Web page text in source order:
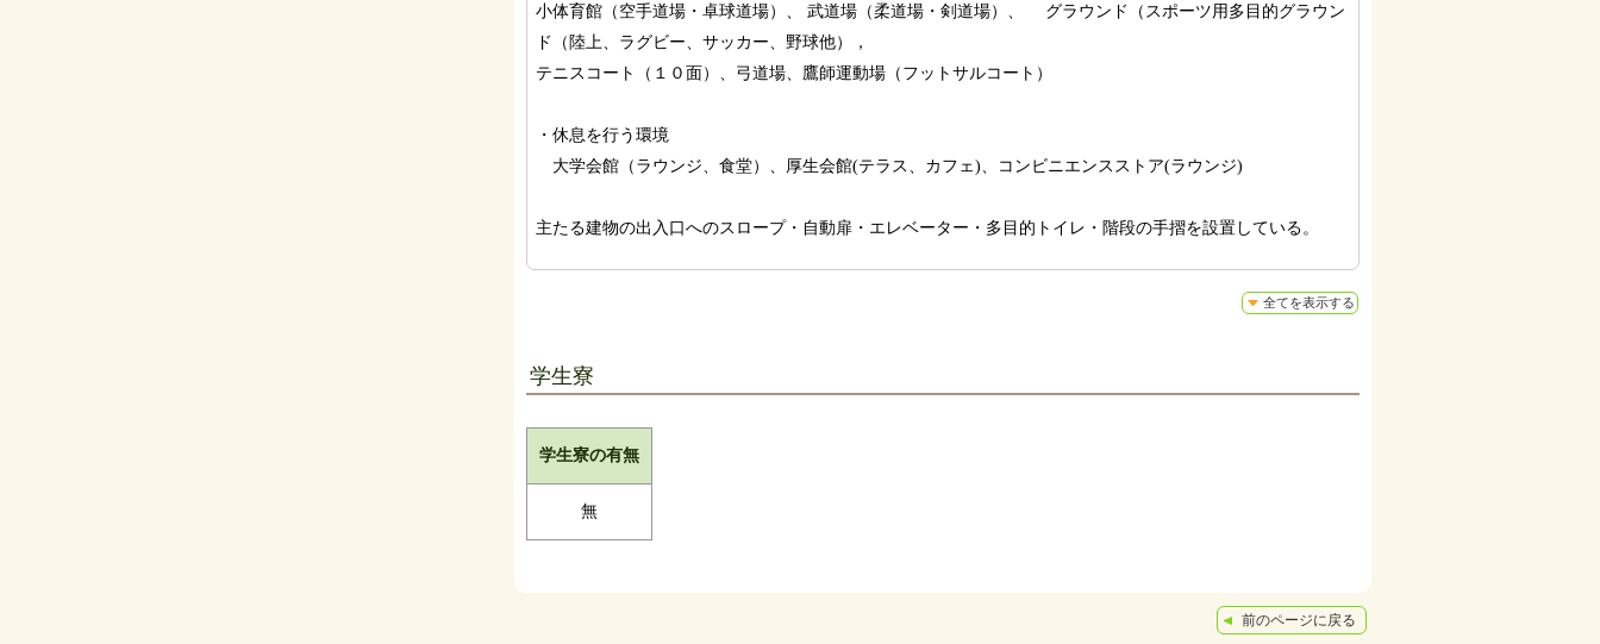
小体育館（空手道場・卓球道場）、 武道場（柔道場・剣道場）、 グラウンド（スポーツ用多目的グラウン
ド（陸上、ラグビー、サッカー、野球他），
テニスコート（１０面）、弓道場、鷹師運動場（フットサルコート）
・休息を行う環境
大学会館（ラウンジ、食堂）、厚生会館(テラス、カフェ)、コンビニエンスストア(ラウンジ)
主たる建物の出入口へのスロープ・自動扉・エレベーター・多目的トイレ・階段の手摺を設置している。
全てを表示する
学生寮
学生寮の有無
無
前のページに戻る